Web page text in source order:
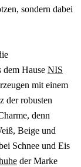
sondern dabei
dem Hause NIS
mit einem
der robusten
denn
Beige und
Schnee und Eis
der Marke